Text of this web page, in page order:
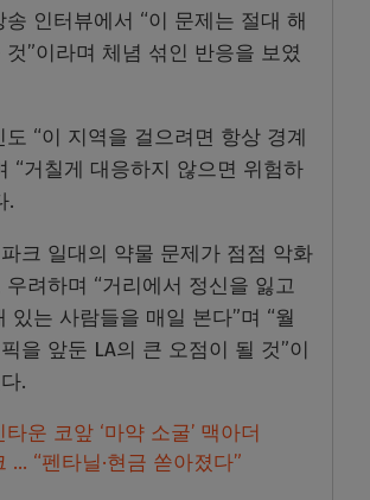
인터뷰에서 “이 문제는 절대 해
것”이라며 체념 섞인 반응을 보였
“이 지역을 걸으려면 항상 경계
“거칠게 대응하지 않으면 위험하
.
크 일대의 약물 문제가 점점 악화
우려하며 “거리에서 정신을 잃고
있는 사람들을 매일 본다”며 “월
을 앞둔 LA의 큰 오점이 될 것”이
.
타운 코앞 ‘마약 소굴’ 맥아더
… “펜타닐·현금 쏟아졌다”